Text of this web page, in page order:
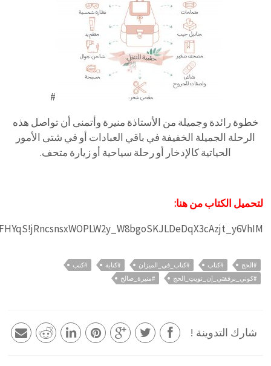
#
خطوة رائدة وجميلة من الأستاذة منيرة وأتمنى أن تواصل هذه
الرحلة الجميلة الخفيفة في باقي العبادات أو في شتى الأمور
الحياتية كالإدخار أو رحلة سياحية أو زيارة متحف.
لتحميل الكتاب من هنا:
#الحج #كتاب #كتاب_في_الميزان #كتابة
#كتب
#كوني_برفقتي_إن_نويتِ_الحج
#منيرة_صالح
شارك التدوينة !